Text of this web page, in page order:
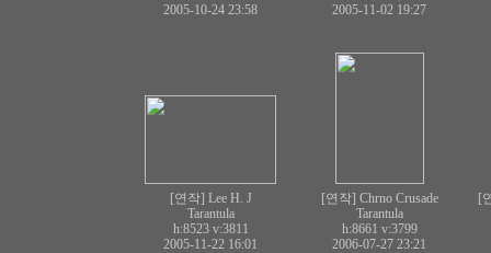
2005-10-24 23:58
2005-11-02 19:27
[연작] Lee H. J
Tarantula
h:8523 v:3811
2005-11-22 16:01
[연작] Chrno Crusade
Tarantula
h:8661 v:3799
2006-07-27 23:21
[